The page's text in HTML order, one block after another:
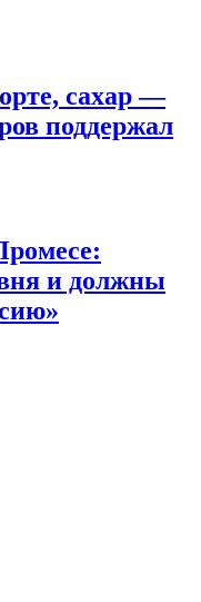
сахар —
поддержал
и должны